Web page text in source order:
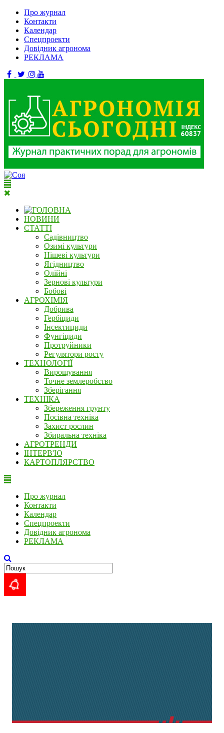
Про журнал
Контакти
Календар
Спецпроекти
Довідник агронома
РЕКЛАМА
НОВИНИ
СТАТТІ
Садівництво
Озимі культури
Нішеві культури
Ягідництво
Олійні
Зернові культури
Бобові
АГРОХІМІЯ
Добрива
Гербіциди
Інсектициди
Фунгіциди
Протруйники
Регулятори росту
ТЕХНОЛОГІЇ
Вирощування
Точне землеробство
Зберігання
ТЕХНІКА
Збереження грунту
Посівна техніка
Захист рослин
Збиральна техніка
АГРОТРЕНДИ
ІНТЕРВ'Ю
КАРТОПЛЯРСТВО
Про журнал
Контакти
Календар
Спецпроекти
Довідник агронома
РЕКЛАМА